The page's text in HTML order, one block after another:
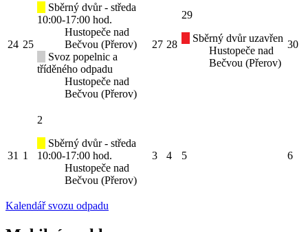
24 25
Sběrný dvůr - středa
10:00-17:00 hod.
Hustopeče nad
Bečvou (Přerov)
Svoz popelnic a
tříděného odpadu
Hustopeče nad
Bečvou (Přerov)
27 28
29
Sběrný dvůr uzavřen
Hustopeče nad
Bečvou (Přerov)
30
31 1
2
Sběrný dvůr - středa
10:00-17:00 hod.
Hustopeče nad
Bečvou (Přerov)
3 4 5 6
Kalendář svozu odpadu